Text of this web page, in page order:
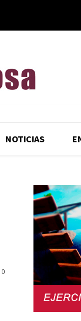
NOTICIAS
0